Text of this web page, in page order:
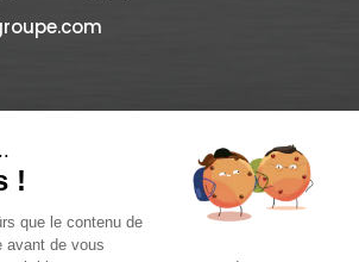
GROUPE – © Copyright 2021
!
que le contenu de
avant de vous